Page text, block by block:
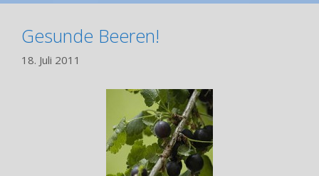
Gesunde Beeren!
18. Juli 2011